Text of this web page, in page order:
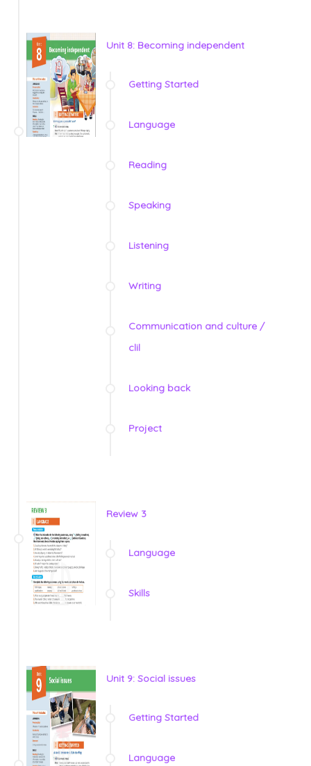
Unit 8: Becoming independent
Getting Started
Language
Reading
Speaking
Listening
Writing
Communication and culture /
clil
Looking back
Project
Review 3
Language
Skills
Unit 9: Social issues
Getting Started
Language